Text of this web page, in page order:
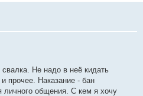
Не надо в неё кидать
прочее. Наказание - бан
личного общения. С кем я хочу